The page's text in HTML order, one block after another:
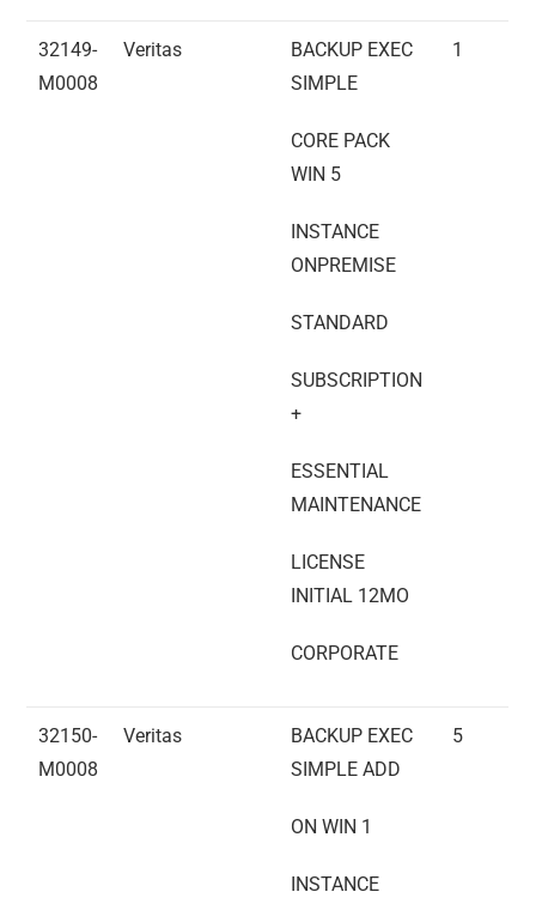
32149-
M0008
Veritas
BACKUP EXEC
SIMPLE
CORE PACK
WIN 5
INSTANCE
ONPREMISE
STANDARD
SUBSCRIPTION
+
ESSENTIAL
MAINTENANCE
LICENSE
INITIAL 12MO
CORPORATE
1
32150-
M0008
Veritas
BACKUP EXEC
SIMPLE ADD
ON WIN 1
INSTANCE
5